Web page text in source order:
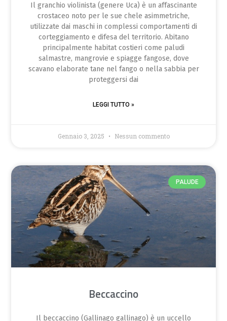
Il granchio violinista (genere Uca) è un affascinante
crostaceo noto per le sue chele asimmetriche,
utilizzate dai maschi in complessi comportamenti di
corteggiamento e difesa del territorio. Abitano
principalmente habitat costieri come paludi
salmastre, mangrovie e spiagge fangose, dove
scavano elaborate tane nel fango o nella sabbia per
proteggersi dai
LEGGI TUTTO »
Gennaio 3, 2025 Nessun commento
PALUDE
Beccaccino
Il beccaccino (Gallinago gallinago) è un uccello